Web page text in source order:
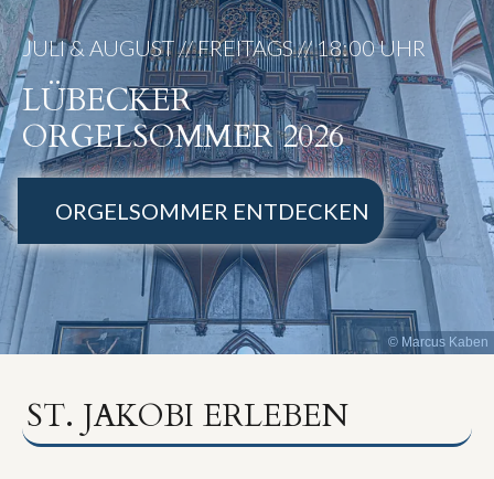
JULI & AUGUST // FREITAGS // 18:00 UHR
LÜBECKER
ORGELSOMMER 2026
ORGELSOMMER ENTDECKEN
© Marcus Kaben
ST. JAKOBI ERLEBEN